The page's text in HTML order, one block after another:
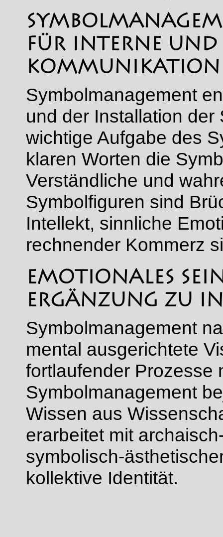
FÜR INTERNE UND
KOMMUNIKATION
Symbolmanagement
und der Installation
wichtige Aufgabe des
klaren Worten die
Verständliche und
Symbolfiguren sind
Intellekt, sinnliche
rechnender Kommerz
EMOTIONALES
ERGÄNZUNG ZU
Symbolmanagement
mental ausgerichtete
fortlaufender Prozesse
Symbolmanagement
Wissen aus
erarbeitet mit
symbolisch-
kollektive Identität.